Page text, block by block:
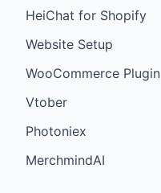
HeiChat for Shopify
Website Setup
WooCommerce Plugin
Vtober
Photoniex
MerchmindAI